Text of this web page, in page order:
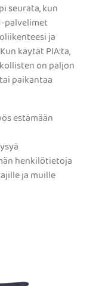
seurata, kun
palvelimet
ja
käytät PIA:ta,
on paljon
paikantaa
estämään
henkilötietoja
ja muille